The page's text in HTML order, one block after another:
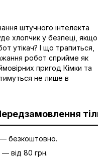
штучного інтелекта
хлопчик у безпеці, якщо
утікач? І що трапиться,
робот сприйме як
пригод Кімки та
не лише в
— безкоштовно.
від 80 грн.